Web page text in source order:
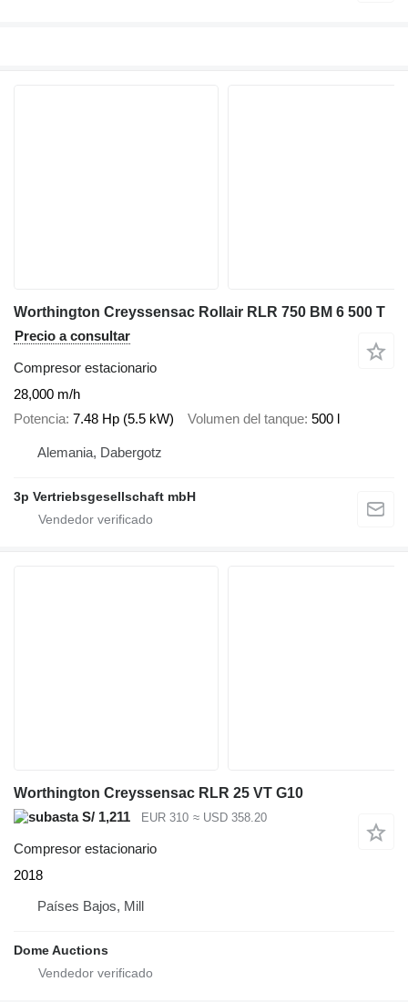
Worthington Creyssensac Rollair RLR 750 BM 6 500 T
Precio a consultar
Compresor estacionario
28,000 m/h
Potencia 7.48 Hp (5.5 kW) Volumen del tanque 500 l
Alemania, Dabergotz
3p Vertriebsgesellschaft mbH
Worthington Creyssensac RLR 25 VT G10
S/ 1,211
EUR 310 ≈ USD 358.20
Compresor estacionario
2018
Países Bajos, Mill
Dome Auctions